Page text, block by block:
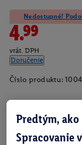
Nedostupné!
4.99
vrát. DPH
Doručenie
Číslo produktu:
Zistite svoju veľkosť
Predtým,
Spracovanie